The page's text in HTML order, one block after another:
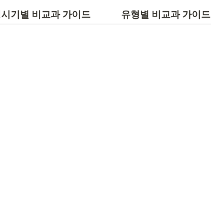
기별 비교과 가이드 유형별 비교과 가이드